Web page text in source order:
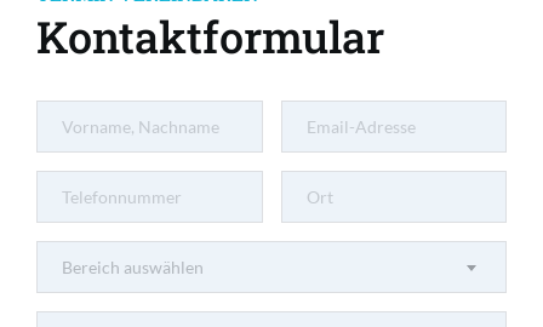
Kontaktformular
Bereich auswählen